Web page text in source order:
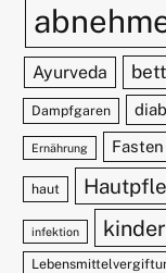
Ayurveda
Dampfgaren
Ernährung Fasten
haut
infektion kinder